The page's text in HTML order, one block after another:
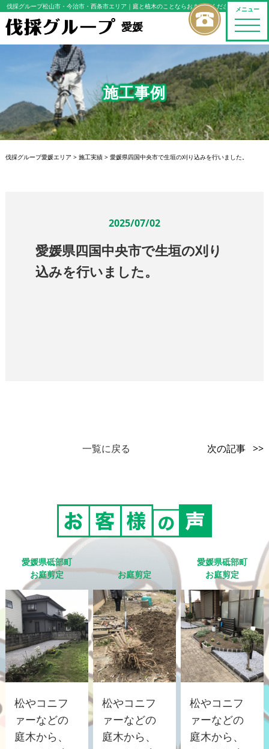
メニュー
toggle
伐採グループ松山市・今治市・西条市エリア ｜庭と植木のことならおまかせください
愛媛
施工事例
伐採グループ愛媛エリア > 施工実績> 愛媛県四国中央市で生垣の刈り込みを行いました。
2025/07/02
愛媛県四国中央市で生垣の刈り
込みを行いました。
一覧に戻る 次の記事 >>
愛媛県砥部町
お庭剪定
松やコニフ
ァーなどの
庭木から、
お庭剪定
松やコニフ
ァーなどの
庭木から、
愛媛県砥部町
お庭剪定
松やコニフ
ァーなどの
庭木から、